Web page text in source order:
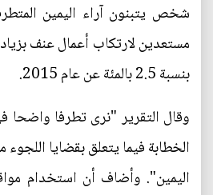
شخص يتبنون آراء اليمين
بنسبة 2.5 بالمئة عن عام 2015.
وقال التقرير "نرى تطرفا
الخطابة فيما يتعلق بقضايا
اليمين". وأضاف أن استخدام